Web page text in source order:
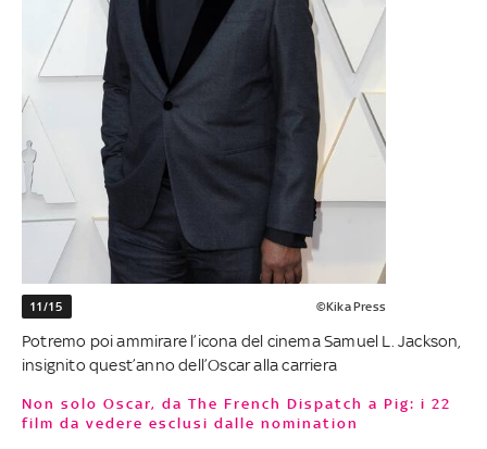
11/15 ©Kika Press
Potremo poi ammirare l’icona del cinema Samuel L. Jackson,
insignito quest’anno dell’Oscar alla carriera
Non solo Oscar, da The French Dispatch a Pig: i 22
film da vedere esclusi dalle nomination